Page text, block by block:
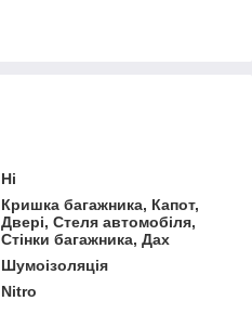
Ні
Кришка багажника, Капот,
Двері, Стеля автомобіля,
Стінки багажника, Дах
Шумоізоляція
Nitro